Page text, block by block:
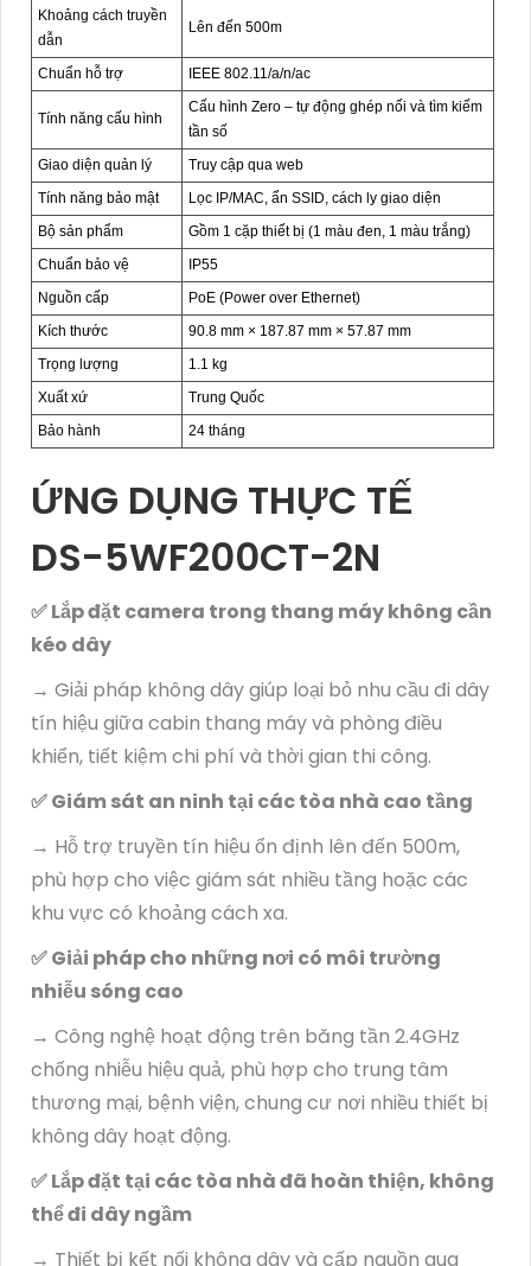
Khoảng cách truyền
dẫn
Lên đến 500m
Chuẩn hỗ trợ IEEE 802.11/a/n/ac
Tính năng cấu hình
Cấu hình Zero – tự động ghép nối và tìm kiếm
tần số
Giao diện quản lý
Truy cập qua web
Tính năng bảo mật
Lọc IP/MAC, ẩn SSID, cách ly giao diện
Bộ sản phẩm
Gồm 1 cặp thiết bị (1 màu đen, 1 màu trắng)
Chuẩn bảo vệ
IP55
Nguồn cấp
PoE (Power over Ethernet)
Kích thước
90.8 mm × 187.87 mm × 57.87 mm
Trọng lượng
1.1 kg
Xuất xứ
Trung Quốc
Bảo hành
24 tháng
ỨNG DỤNG THỰC TẾ
DS-5WF200CT-2N
✅ Lắp đặt camera trong thang máy không cần
kéo dây
→ Giải pháp không dây giúp loại bỏ nhu cầu đi dây
tín hiệu giữa cabin thang máy và phòng điều
khiển, tiết kiệm chi phí và thời gian thi công.
✅ Giám sát an ninh tại các tòa nhà cao tầng
→ Hỗ trợ truyền tín hiệu ổn định lên đến 500m,
phù hợp cho việc giám sát nhiều tầng hoặc các
khu vực có khoảng cách xa.
✅ Giải pháp cho những nơi có môi trường
nhiễu sóng cao
→ Công nghệ hoạt động trên băng tần 2.4GHz
chống nhiễu hiệu quả, phù hợp cho trung tâm
thương mại, bệnh viện, chung cư nơi nhiều thiết bị
không dây hoạt động.
✅ Lắp đặt tại các tòa nhà đã hoàn thiện, không
thể đi dây ngầm
→ Thiết bị kết nối không dây và cấp nguồn qua